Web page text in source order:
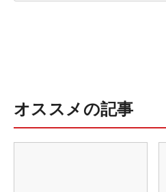
オススメの記事